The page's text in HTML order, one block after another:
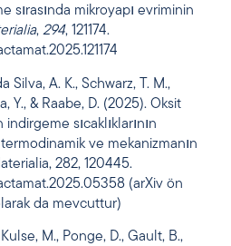
sırasında mikroyapı evriminin
, 294, 121174.
Silva, A. K., Schwarz, T. M.,
Y., & Raabe, D. (2025). Oksit
sıcaklıklarının
termodinamik ve mekanizmanın
, 282, 120445.
(arXiv ön
da mevcuttur)
M., Ponge, D., Gault, B.,